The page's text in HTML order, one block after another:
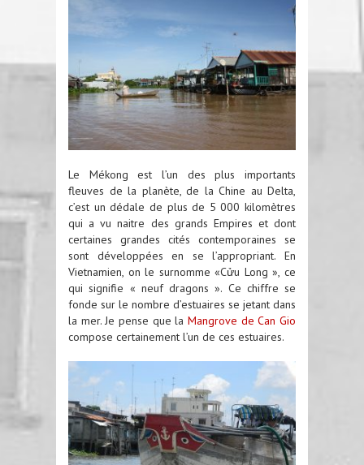
Le Mékong est l’un des plus importants
fleuves de la planète, de la Chine au Delta,
c’est un dédale de plus de 5 000 kilomètres
qui a vu naitre des grands Empires et dont
certaines grandes cités contemporaines se
sont développées en se l’appropriant. En
Vietnamien, on le surnomme «Cửu Long », ce
qui signifie « neuf dragons ». Ce chiffre se
fonde sur le nombre d’estuaires se jetant dans
la mer. Je pense que la Mangrove de Can Gio
compose certainement l’un de ces estuaires.